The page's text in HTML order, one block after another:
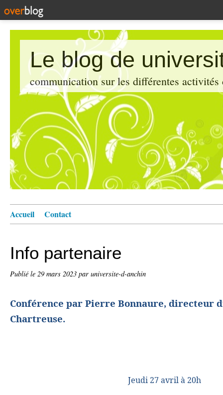
Le blog de
communication sur les différentes
Accueil Contact
Info partenaire
Publié le 29 mars 2023 par universite-d-anchin
Conférence par Pierre Bonnaure, directeur
Chartreuse.
Jeudi 27 avril à 20h